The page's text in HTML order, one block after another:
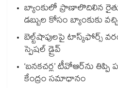
బ్యాంకులో ప్రాణాలొదిలిన
డబ్బుల కోసం బ్యాంకుకు
బెల్ట్‌‌‌‌‌‌‌‌‌‌‌‌‌‌‌‌‌‌‌‌‌‌‌‌‌‌‌‌‌‌‌‌షాపులపై టాస్క్‌‌‌‌‌‌‌‌‌‌‌‌‌‌‌‌‌‌‌‌‌‌‌‌‌‌‌‌‌‌‌‌ఫోర్స్
స్పెషల్ డ్రైవ్‌‌‌‌‌‌‌‌‌‌‌‌‌‌‌‌‌‌‌‌‌‌‌‌‌‌‌‌‌‌‌‌
‘బనకచర్ల’ టీవోఆర్‌‌‌‌‌‌‌‌ను
కేంద్రం సమాధానం